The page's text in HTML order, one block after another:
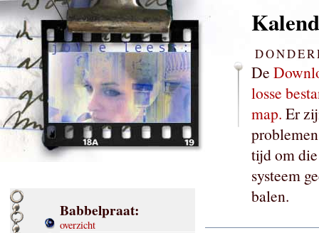
Babbelpraat:
overzicht
De
losse
map. Er
tijd om
systeem
balen.